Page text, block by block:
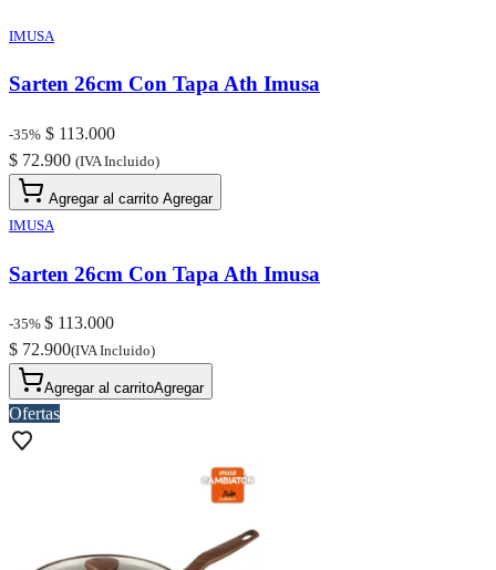
IMUSA
Sarten 26cm Con Tapa Ath Imusa
-35% $ 113.000
$ 72.900 (IVA Incluido)
Agregar al carrito Agregar
IMUSA
Sarten 26cm Con Tapa Ath Imusa
-35% $ 113.000
$ 72.900(IVA Incluido)
Agregar al carritoAgregar
Ofertas